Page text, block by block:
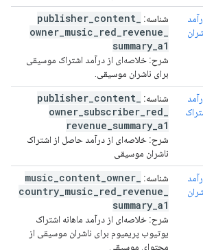
شناسه: publisher content
owner music red revenue
summary a1
شرح: خلاصه‌ای از درآمد اشتراک موسیقی
برای ناشران موسیقی.
شناسه: publisher content
owner subscriber red
revenue summary a1
شرح: خلاصه‌ای از درآمد حاصل از اشتراک
ناشران موسیقی
شناسه: music content owner
country music red revenue
summary a1
شرح: خلاصه‌ای از درآمد ماهانه اشتراک
یوتیوب پریمیوم برای ناشران موسیقی از
محتوای موسیقی